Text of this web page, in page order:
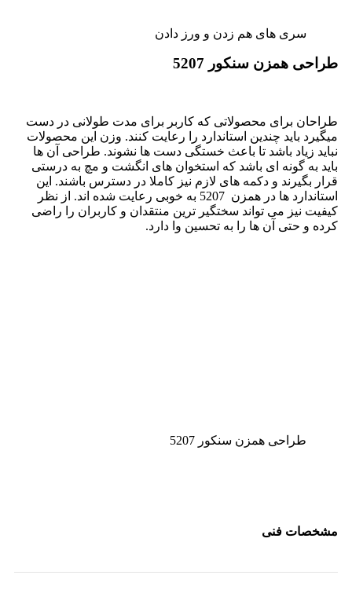
سری های هم زدن و ورز دادن
طراحی همزن سنکور 5207
طراحان برای محصولاتی که کاربر برای مدت طولانی در دست
میگیرد باید چندین استاندارد را رعایت کنند. وزن این محصولات
نباید زیاد باشد تا باعث خستگی دست ها نشوند. طراحی آن ها
باید به گونه ای باشد که استخوان های انگشت و مچ به درستی
قرار بگیرند و دکمه های لازم نیز کاملا در دسترس باشند. این
استاندارد ها در همزن 5207 به خوبی رعایت شده اند. از نظر
کیفیت نیز می تواند سختگیر ترین منتقدان و کاربران را راضی
کرده و حتی آن ها را به تحسین وا دارد.
طراحی همزن سنکور 5207
مشخصات فنی